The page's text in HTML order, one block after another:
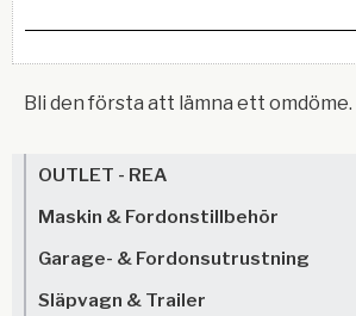
Bli den första att lämna ett omdöme.
OUTLET - REA
Maskin & Fordonstillbehör
Garage- & Fordonsutrustning
Släpvagn & Trailer